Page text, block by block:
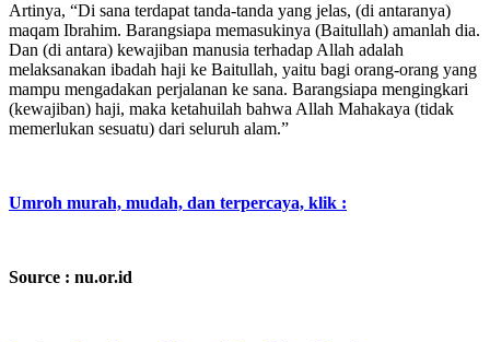
Artinya, “Di sana terdapat tanda-tanda yang jelas, (di antaranya)
maqam Ibrahim. Barangsiapa memasukinya (Baitullah) amanlah dia.
Dan (di antara) kewajiban manusia terhadap Allah adalah
melaksanakan ibadah haji ke Baitullah, yaitu bagi orang-orang yang
mampu mengadakan perjalanan ke sana. Barangsiapa mengingkari
(kewajiban) haji, maka ketahuilah bahwa Allah Mahakaya (tidak
memerlukan sesuatu) dari seluruh alam.”
Umroh murah, mudah, dan terpercaya, klik :
Source : nu.or.id